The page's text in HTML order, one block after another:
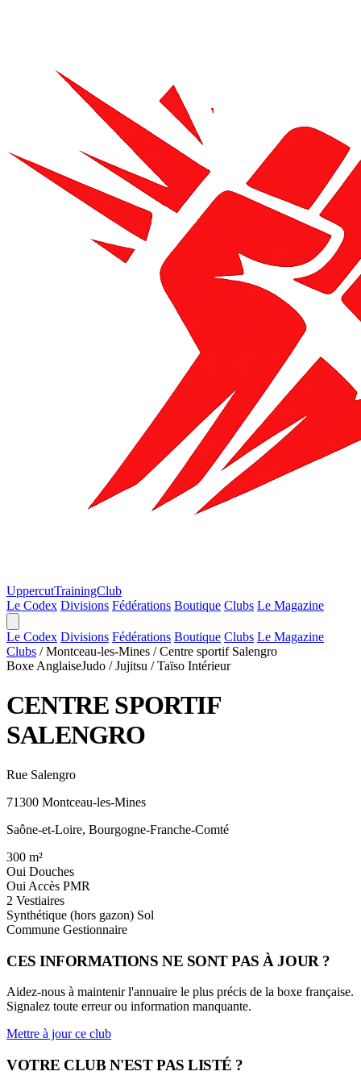
UppercutTrainingClub
Le Codex Divisions Fédérations Boutique Clubs Le Magazine
Le Codex Divisions Fédérations Boutique Clubs Le Magazine
Clubs / Montceau-les-Mines / Centre sportif Salengro
Boxe AnglaiseJudo / Jujitsu / Taïso Intérieur
CENTRE SPORTIF
SALENGRO
Rue Salengro
71300 Montceau-les-Mines
Saône-et-Loire, Bourgogne-Franche-Comté
300 m²
Oui Douches
Oui Accès PMR
2 Vestiaires
Synthétique (hors gazon) Sol
Commune Gestionnaire
CES INFORMATIONS NE SONT PAS À JOUR ?
Aidez-nous à maintenir l'annuaire le plus précis de la boxe française.
Signalez toute erreur ou information manquante.
Mettre à jour ce club
VOTRE CLUB N'EST PAS LISTÉ ?